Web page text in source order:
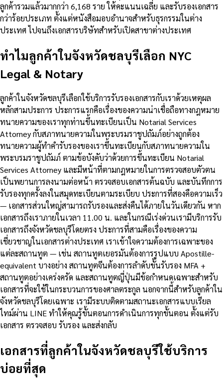
ลูกค้ารวมแล้วมากกว่า 6,168 ราย ให้คะแนนเฉลี่ย และรับรองเอกสาร
กว่าร้อยประเภท ตั้งแต่หนังสือมอบอำนาจสำหรับธุรกรรมในต่าง
ประเทศ ไปจนถึงเอกสารบริษัทสำหรับเปิดสาขาต่างประเทศ
ทำไมลูกค้าในจังหวัดชลบุรีเลือก NYC
Legal & Notary
ลูกค้าในจังหวัดชลบุรีเลือกใช้บริการรับรองเอกสารกับเราด้วยเหตุผล
หลักสามประการ ประการแรกคือเรื่องของความน่าเชื่อถือทางกฎหมาย
ทนายความของเราทุกท่านขึ้นทะเบียนเป็น Notarial Services
Attorney กับสภาทนายความในพระบรมราชูปถัมภ์อย่างถูกต้อง
ทนายความผู้ทำคำรับรองของเราขึ้นทะเบียนกับสภาทนายความใน
พระบรมราชูปถัมภ์ ตามข้อบังคับว่าด้วยการขึ้นทะเบียน Notarial
Services Attorney และมีหน้าที่ตามกฎหมายในการตรวจสอบตัวตน
เป็นพยานการลงนามต่อหน้า ตรวจสอบเอกสารต้นฉบับ และบันทึกการ
รับรองทุกครั้งลงในสมุดทะเบียนตามระเบียบ ประการที่สองคือความเร็ว
— เอกสารส่วนใหญ่สามารถรับรองและส่งคืนได้ภายในวันเดียวกัน หาก
เอกสารถึงเราภายในเวลา 11.00 น. และในกรณีเร่งด่วนเรามีบริการรับ
เอกสารถึงจังหวัดชลบุรีโดยตรง ประการที่สามคือเรื่องของความ
เชี่ยวชาญในเอกสารต่างประเทศ เราเข้าใจความต้องการเฉพาะของ
แต่ละสถานทูต — เช่น สถานทูตเยอรมันต้องการรูปแบบ Apostille-
equivalent บางอย่าง สถานทูตจีนต้องการลำดับขั้นรับรอง MFA +
สถานทูตอย่างเคร่งครัด และสถานทูตญี่ปุ่นมีข้อกำหนดเฉพาะสำหรับ
เอกสารที่จะใช้ในกระบวนการของศาลตระกูล นอกจากนี้สำหรับลูกค้าใน
จังหวัดชลบุรีโดยเฉพาะ เรามีระบบติดตามสถานะเอกสารแบบเรียล
ไทม์ผ่าน LINE ทำให้คุณรู้ขั้นตอนการดำเนินการทุกขั้นตอน ตั้งแต่รับ
เอกสาร ตรวจสอบ รับรอง และส่งกลับ
เอกสารที่ลูกค้าในจังหวัดชลบุรีใช้บริการ
บ่อยที่สุด